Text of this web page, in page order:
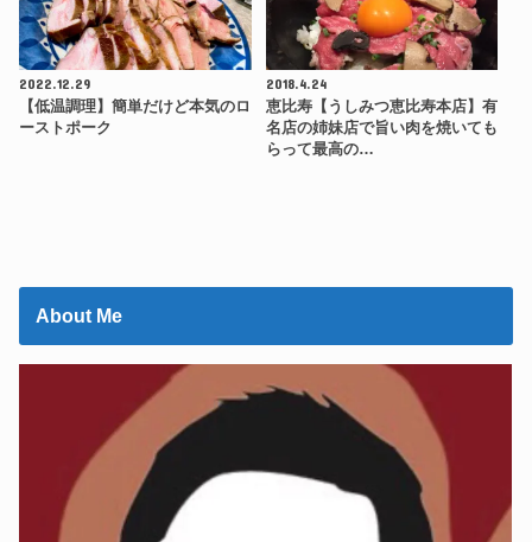
2022.12.29
【低温調理】簡単だけど本気のロ
ーストポーク
2018.4.24
恵比寿【うしみつ恵比寿本店】有
名店の姉妹店で旨い肉を焼いても
らって最高の…
About Me